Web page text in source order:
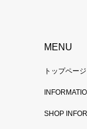
MENU
トップページ
SHOP